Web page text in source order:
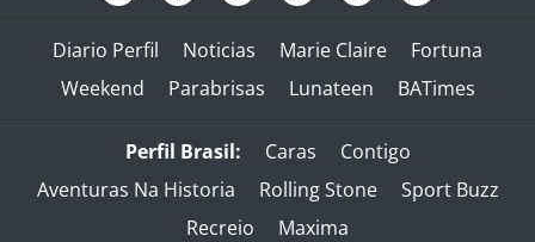
Diario Perfil Noticias Marie Claire
Fortuna
Weekend
Parabrisas Lunateen BATimes
Perfil Brasil: Caras
Contigo
Aventuras Na Historia
Rolling Stone
Sport Buzz
Recreio
Maxima